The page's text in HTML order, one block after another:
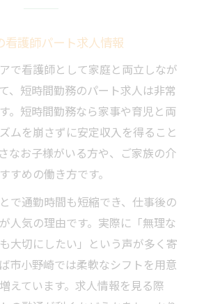
看護師パート求人情報
で看護師として家庭と両立しなが
、短時間勤務のパート求人は非常
。短時間勤務なら家事や育児と両
ムを崩さずに安定収入を得ること
なお子様がいる方や、ご家族の介
すめの働き方です。
で通勤時間も短縮でき、仕事後の
人気の理由です。実際に「無理な
大切にしたい」という声が多く寄
市小野崎では柔軟なシフトを用意
えています。求人情報を見る際